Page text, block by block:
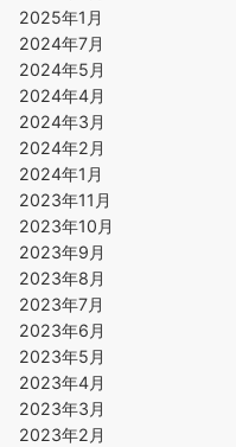
2025年1月
2024年7月
2024年5月
2024年4月
2024年3月
2024年2月
2024年1月
2023年11月
2023年10月
2023年9月
2023年8月
2023年7月
2023年6月
2023年5月
2023年4月
2023年3月
2023年2月